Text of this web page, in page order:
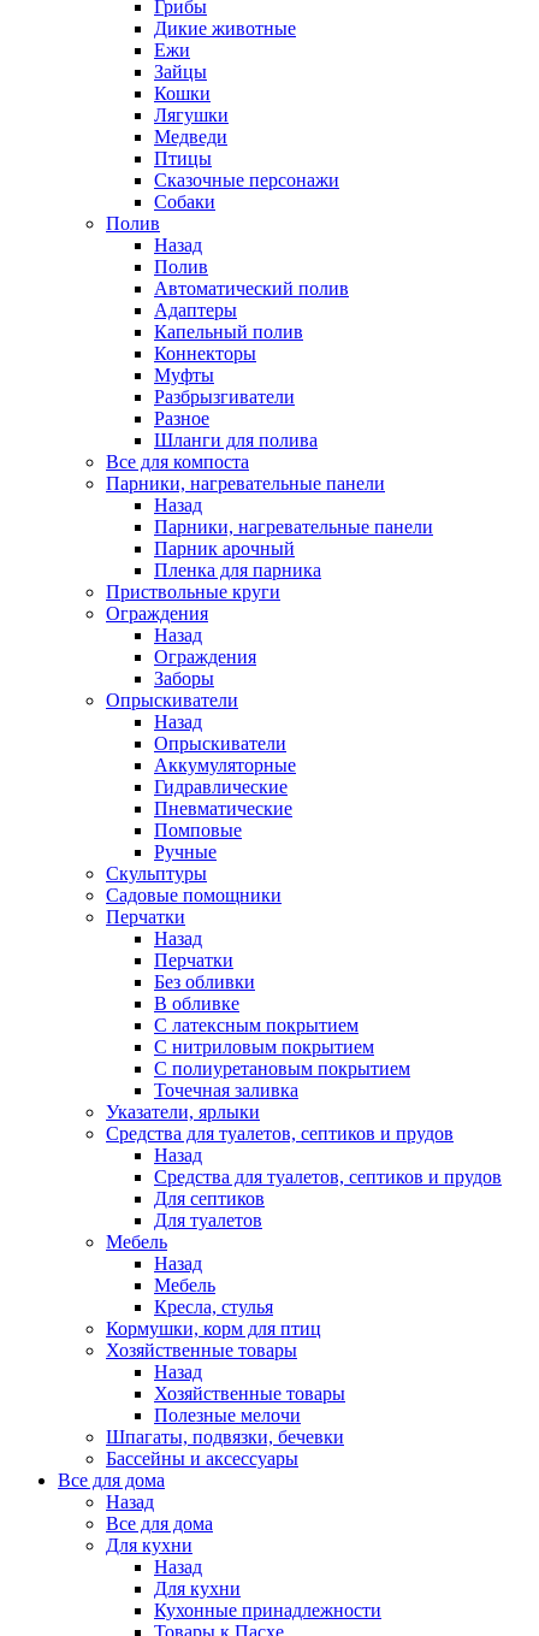
Грибы
Дикие животные
Ежи
Зайцы
Кошки
Лягушки
Медведи
Птицы
Сказочные персонажи
Собаки
Полив
Назад
Полив
Автоматический полив
Адаптеры
Капельный полив
Коннекторы
Муфты
Разбрызгиватели
Разное
Шланги для полива
Все для компоста
Парники, нагревательные панели
Назад
Парники, нагревательные панели
Парник арочный
Пленка для парника
Приствольные круги
Ограждения
Назад
Ограждения
Заборы
Опрыскиватели
Назад
Опрыскиватели
Аккумуляторные
Гидравлические
Пневматические
Помповые
Ручные
Скульптуры
Садовые помощники
Перчатки
Назад
Перчатки
Без обливки
В обливке
С латексным покрытием
С нитриловым покрытием
С полиуретановым покрытием
Точечная заливка
Указатели, ярлыки
Средства для туалетов, септиков и прудов
Назад
Средства для туалетов, септиков и прудов
Для септиков
Для туалетов
Мебель
Назад
Мебель
Кресла, стулья
Кормушки, корм для птиц
Хозяйственные товары
Назад
Хозяйственные товары
Полезные мелочи
Шпагаты, подвязки, бечевки
Бассейны и аксессуары
Все для дома
Назад
Все для дома
Для кухни
Назад
Для кухни
Кухонные принадлежности
Товары к Пасхе